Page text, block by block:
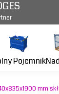
Pojemnik
mm